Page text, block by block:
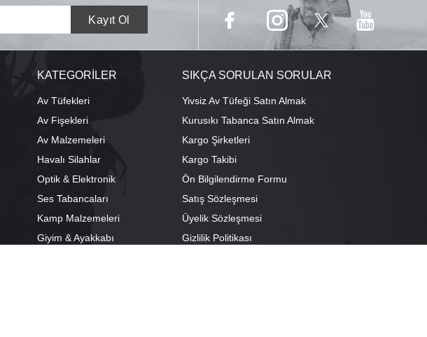
KATEGORİLER
Av Tüfekleri
Av Fişekleri
Av Malzemeleri
Havalı Silahlar
Optik & Elektronik
Ses Tabancaları
Kamp Malzemeleri
Giyim & Ayakkabı
SIKÇA SORULAN SORULAR
Yivsiz Av Tüfeği Satın Almak
Kurusıkı Tabanca Satın Almak
Kargo Şirketleri
Kargo Takibi
Ön Bilgilendirme Formu
Satış Sözleşmesi
Üyelik Sözleşmesi
Gizlilik Politikası